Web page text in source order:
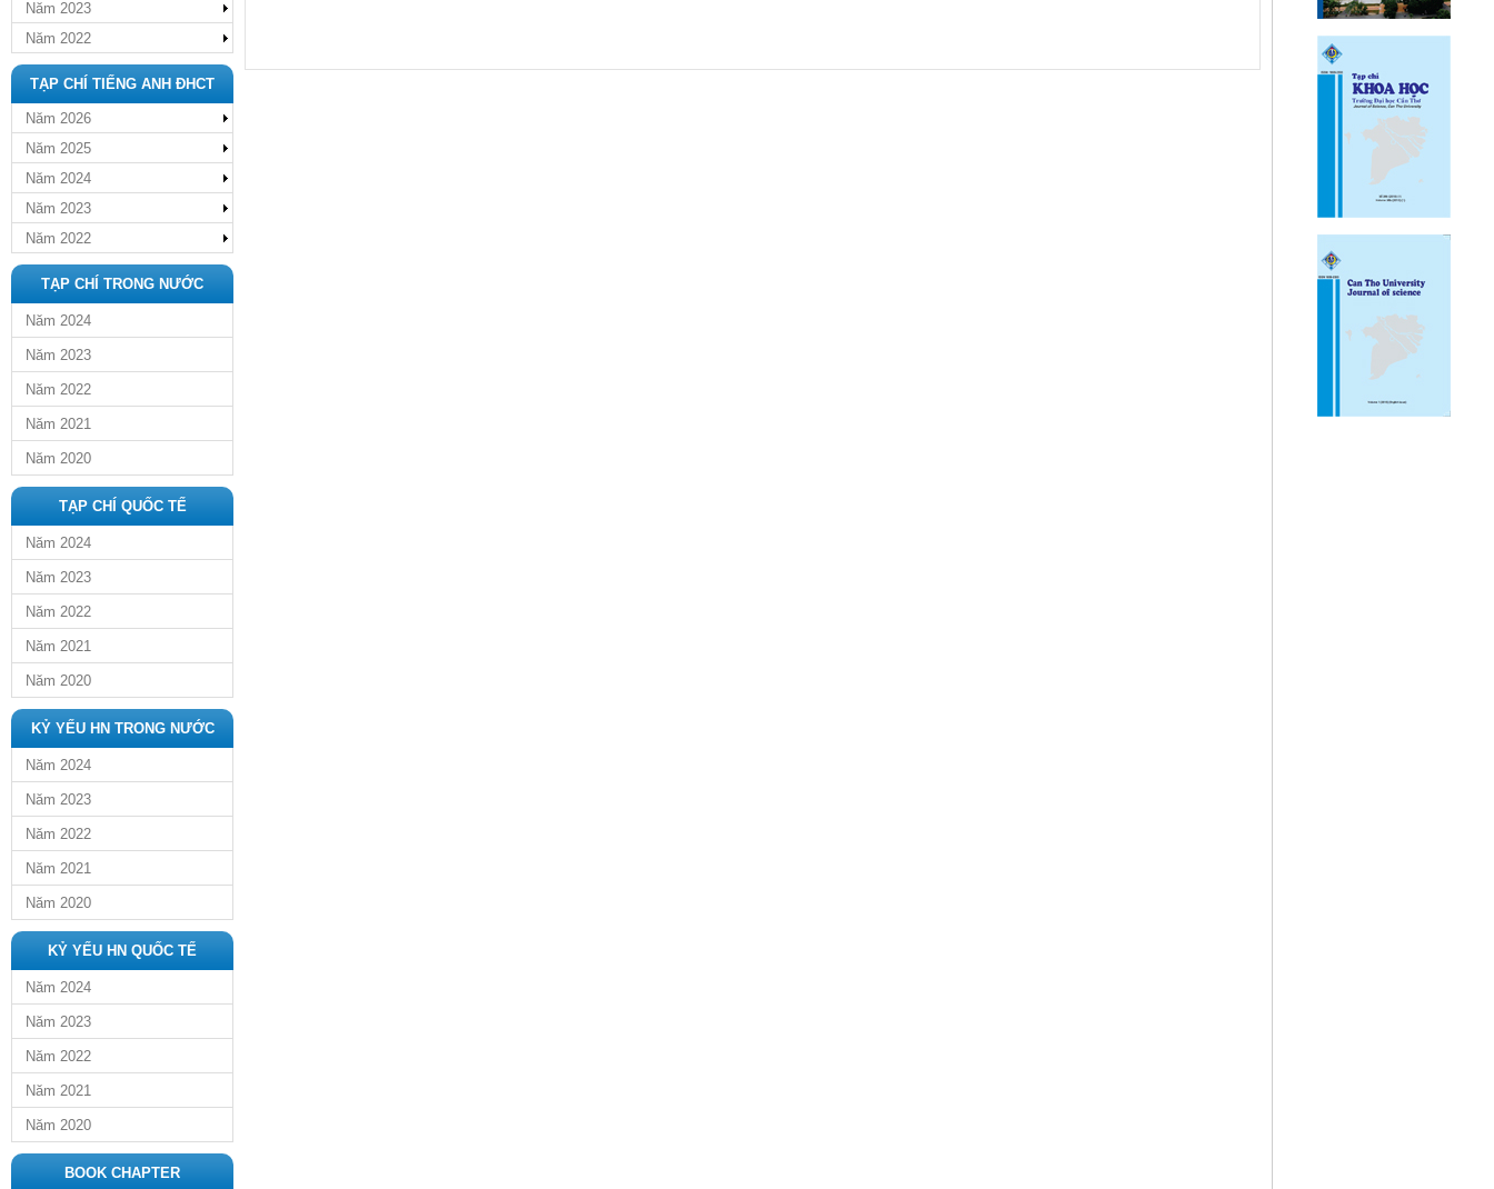
Năm 2023
Năm 2022
TẠP CHÍ TIẾNG ANH ĐHCT
Năm 2026
Năm 2025
Năm 2024
Năm 2023
Năm 2022
TẠP CHÍ TRONG NƯỚC
Năm 2024
Năm 2023
Năm 2022
Năm 2021
Năm 2020
TẠP CHÍ QUỐC TẾ
Năm 2024
Năm 2023
Năm 2022
Năm 2021
Năm 2020
KỶ YẾU HN TRONG NƯỚC
Năm 2024
Năm 2023
Năm 2022
Năm 2021
Năm 2020
KỶ YẾU HN QUỐC TẾ
Năm 2024
Năm 2023
Năm 2022
Năm 2021
Năm 2020
BOOK CHAPTER